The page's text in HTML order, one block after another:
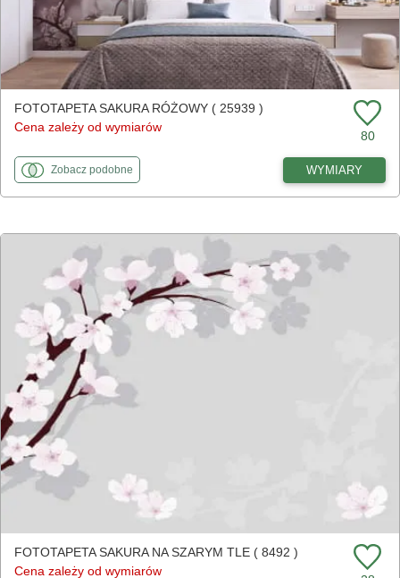
FOTOTAPETA SAKURA RÓŻOWY ( 25939 )
Cena zależy od wymiarów
80
Zobaczfototapety
podobnedo Sakura różowy WYMIARY
FOTOTAPETA SAKURA NA SZARYM TLE ( 8492 )
Cena zależy od wymiarów